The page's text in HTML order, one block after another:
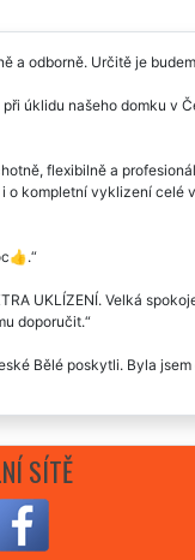
a odborně. Určitě je
úklidu našeho domku v
flexibilně a
o kompletní vyklizení celé
UKLÍZENÍ. Velká
doporučit.
Bělé poskytli. Byla
SÍTĚ